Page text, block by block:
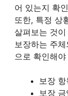
어 있는지 확
또한, 특정 상
살펴보는 것
보장하는 주
으로 확인해
보장 항
보장 금